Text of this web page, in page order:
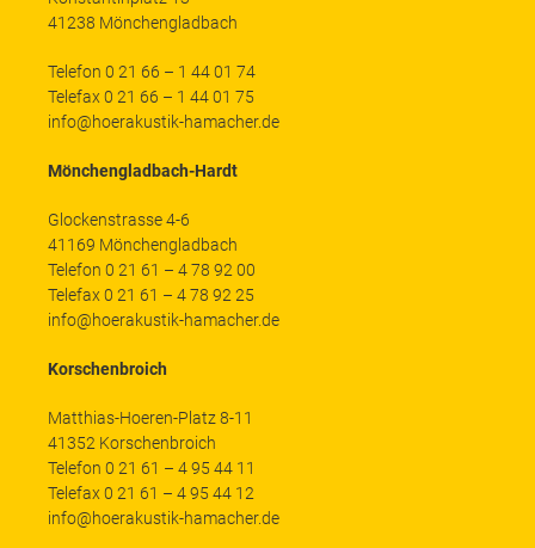
41238 Mönchengladbach
Telefon 0 21 66 – 1 44 01 74
Telefax 0 21 66 – 1 44 01 75
info@hoerakustik-hamacher.de
Mönchengladbach-Hardt
Glockenstrasse 4-6
41169 Mönchengladbach
Telefon 0 21 61 – 4 78 92 00
Telefax 0 21 61 – 4 78 92 25
info@hoerakustik-hamacher.de
Korschenbroich
Matthias-Hoeren-Platz 8-11
41352 Korschenbroich
Telefon 0 21 61 – 4 95 44 11
Telefax 0 21 61 – 4 95 44 12
info@hoerakustik-hamacher.de